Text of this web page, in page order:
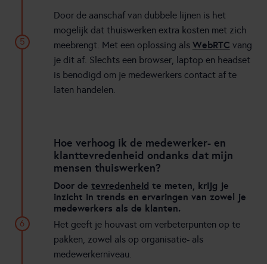
Door de aanschaf van dubbele lijnen is het
mogelijk dat thuiswerken extra kosten met zich
meebrengt. Met een oplossing als WebRTC vang
je dit af. Slechts een browser, laptop en headset
is benodigd om je medewerkers contact af te
laten handelen.
5
Hoe verhoog ik de medewerker- en
klanttevredenheid ondanks dat mijn
mensen thuiswerken?
Door de tevredenheid te meten, krijg je
inzicht in trends en ervaringen van zowel je
medewerkers als de klanten.
Het geeft je houvast om verbeterpunten op te
pakken, zowel als op organisatie- als
medewerkerniveau.
6